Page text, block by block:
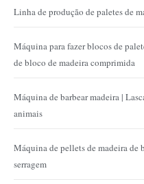
Linha de produção de paletes de
Máquina para fazer blocos de
de bloco de madeira comprimida
Máquina de barbear madeira |
animais
Máquina de pellets de madeira de
serragem